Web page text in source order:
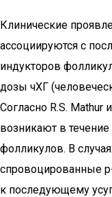
Клинические
ассоциируются с
индукторов
дозы чХГ
Согласно R.S.
возникают в
фолликулов. В
спровоцированные
к последующему